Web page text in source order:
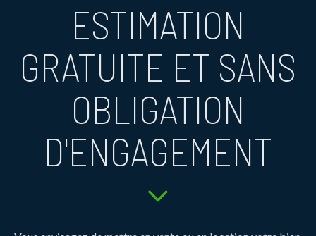
ESTIMATION
GRATUITE ET SANS
OBLIGATION
D'ENGAGEMENT